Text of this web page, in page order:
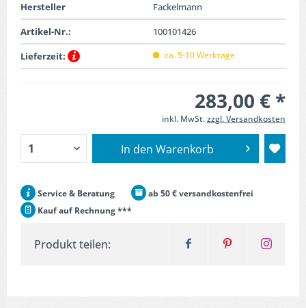
Hersteller
Fackelmann
Artikel-Nr.:
100101426
Lieferzeit:
ca. 5-10 Werktage
283,00 € *
inkl. MwSt.zzgl. Versandkosten
In den Warenkorb
Service & Beratung
ab 50 € versandkostenfrei
Kauf auf Rechnung ***
Produkt teilen: